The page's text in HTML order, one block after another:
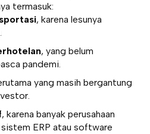
termasuk:
, karena lesunya
, yang belum
pandemi.
yang masih bergantung
, karena banyak perusahaan
ERP atau software